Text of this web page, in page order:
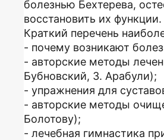
болезнью Бехтерева,
восстановить их функции.
Краткий перечень
- почему возникают
- авторские методы
Бубновский, З. Арабули);
- упражнения для
- авторские методы
Болотову);
- лечебная гимнастика